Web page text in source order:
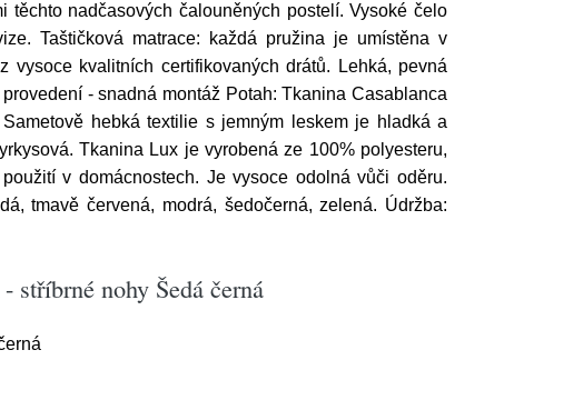
nadčasových čalouněných postelí. Vysoké čelo
Taštičková matrace: každá pružina je umístěna v
vysoce kvalitních certifikovaných drátů. Lehká, pevná
- snadná montáž Potah: Tkanina Casablanca
hebká textilie s jemným leskem je hladká a
Tkanina Lux je vyrobená ze 100% polyesteru,
v domácnostech. Je vysoce odolná vůči oděru.
tmavě červená, modrá, šedočerná, zelená. Údržba:
stříbrné nohy Šedá černá